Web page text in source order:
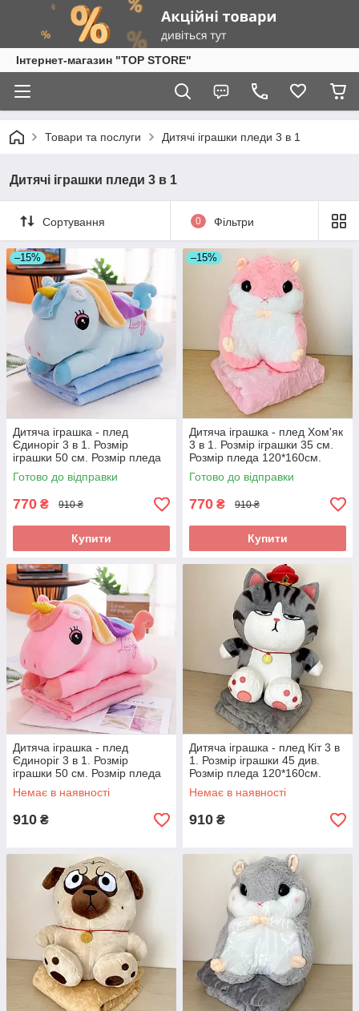
Інтернет-магазин "TOP STORE"
Товари та послуги Дитячі іграшки пледи 3 в 1
Дитячі іграшки пледи 3 в 1
Сортування 0 Фільтри
–15%
Дитяча іграшка - плед
Єдиноріг 3 в 1. Розмір
іграшки 50 см. Розмір пледа
120*160см.
Готово до відправки
770 ₴ 910 ₴
Купити
–15%
Дитяча іграшка - плед Хом'як
3 в 1. Розмір іграшки 35 см.
Розмір пледа 120*160см.
Готово до відправки
770 ₴ 910 ₴
Купити
Дитяча іграшка - плед
Єдиноріг 3 в 1. Розмір
іграшки 50 см. Розмір пледа
120*160см.
Немає в наявності
910 ₴
Дитяча іграшка - плед Кіт 3 в
1. Розмір іграшки 45 див.
Розмір пледа 120*160см.
Немає в наявності
910 ₴